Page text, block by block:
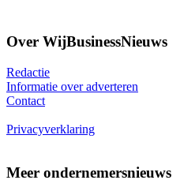
Over WijBusinessNieuws
Redactie
Informatie over adverteren
Contact
Privacyverklaring
Meer ondernemersnieuws